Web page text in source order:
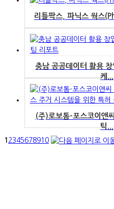
리틀팍스, 파닉스 웍스
충남 공공데이터 활용
케...
(주)로보톰-포스코이앤
틱...
1 2345678910